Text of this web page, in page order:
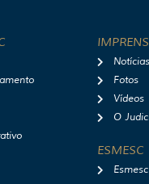
Notícias
Fotos
Vídeos
O
ESMESC
Esmesc